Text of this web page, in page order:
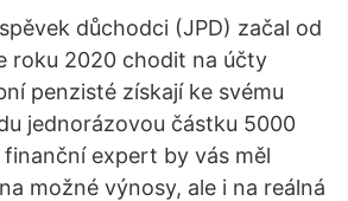
důchodci (JPD) začal od
roku 2020 chodit na účty
penzisté získají ke svému
jednorázovou částku 5000
expert by vás měl
možné výnosy, ale i na reálná